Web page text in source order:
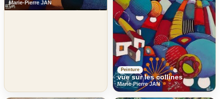
Marie-Pierre JAN
Peinture
vue sur les collines
Marie-Pierre JAN